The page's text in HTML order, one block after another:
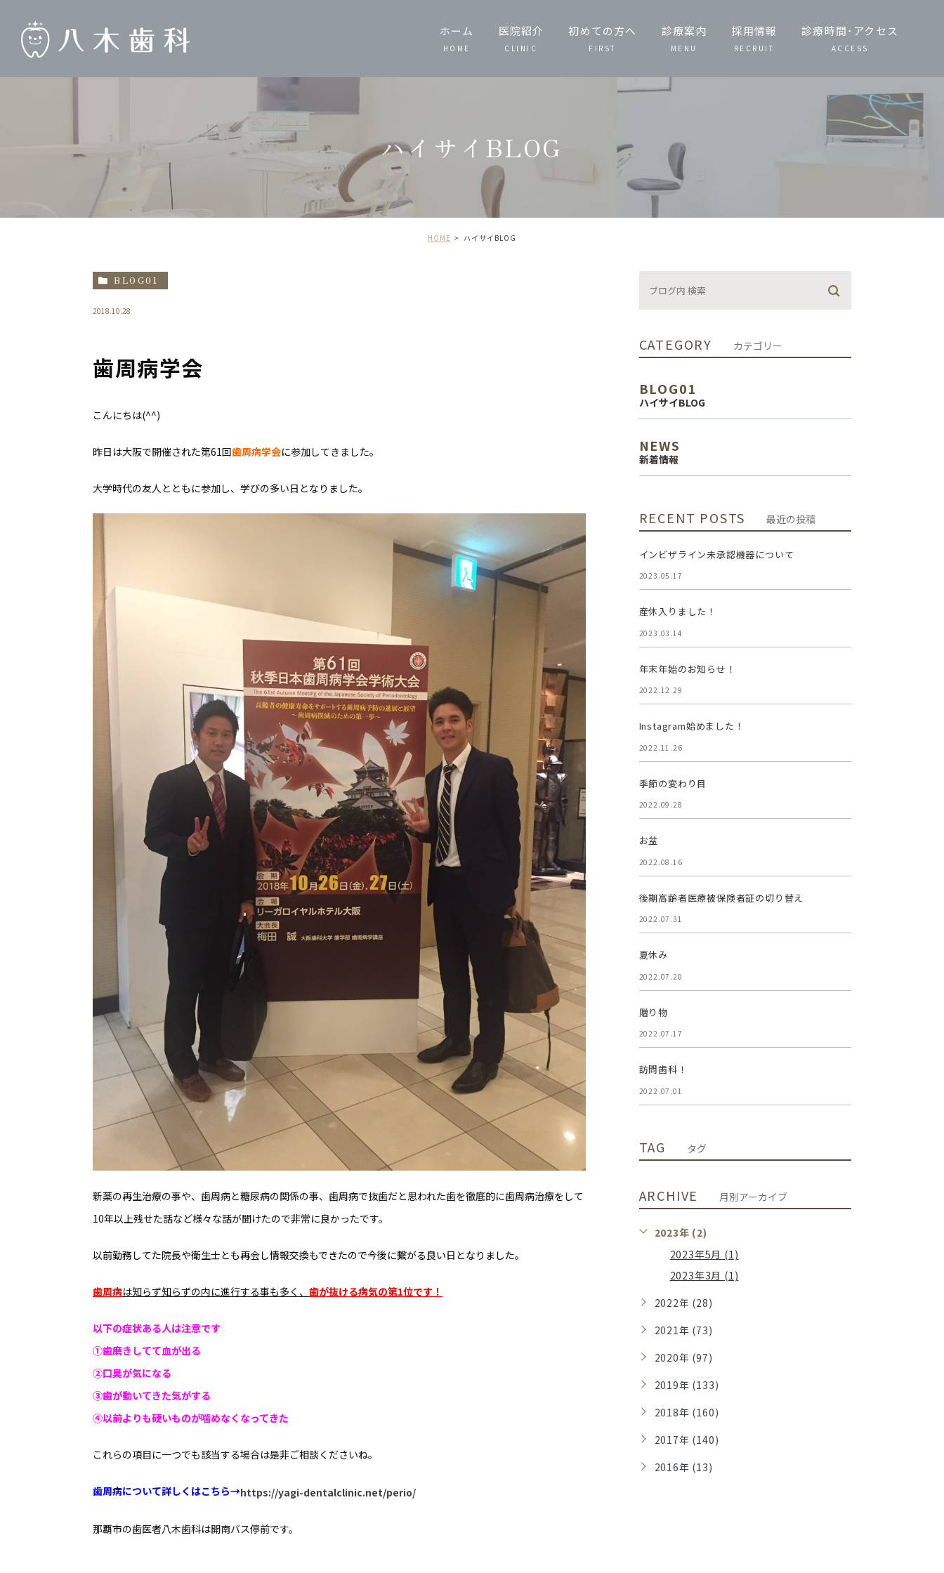
ホーム
HOME
医院紹介
CLINIC
院内技工
院内紹介
初めての方へ
FIRST
診療案内
MENU
一般歯科・小児
歯周病治療
予防治療・定期
検診
インプラント治
療
審美治療
採用情報
RECRUIT
診療時間･アクセス
ACCESS
ハイサイBLOG
HOME ハイサイBLOG
BLOG01
2018.10.28
歯周病学会
こんにちは(^^)
昨日は大阪で開催された第61回歯周病学会に参加してきました。
大学時代の友人とともに参加し、学びの多い日となりました。
新薬の再生治療の事や、歯周病と糖尿病の関係の事、歯周病で抜歯だと思われた歯を徹底的に歯周病治療をして
10年以上残せた話など様々な話が聞けたので非常に良かったです。
以前勤務してた院長や衛生士とも再会し情報交換もできたので今後に繋がる良い日となりました。
歯周病は知らず知らずの内に進行する事も多く、 歯が抜ける病気の第1位です！
以下の症状ある人は注意です
①歯磨きしてて血が出る
②口臭が気になる
③歯が動いてきた気がする
④以前よりも硬いものが噛めなくなってきた
これらの項目に一つでも該当する場合は是非ご相談くださいね。
歯周病について詳しくはこちら→https://yagi-dentalclinic.net/perio/
那覇市の歯医者八木歯科は開南バス停前です。
CATEGORY カテゴリー
BLOG01
ハイサイBLOG
NEWS
新着情報
RECENT POSTS 最近の投稿
インビザライン未承認機器について
2023.05.17
産休入りました！
2023.03.14
年末年始のお知らせ！
2022.12.29
Instagram始めました！
2022.11.26
季節の変わり目
2022.09.28
お盆
2022.08.16
後期高齢者医療被保険者証の切り替え
2022.07.31
夏休み
2022.07.20
贈り物
2022.07.17
訪問歯科！
2022.07.01
TAG タグ
ARCHIVE 月別アーカイブ
2023年 (2)
2023年5月 (1)
2023年3月 (1)
2022年 (28)
2021年 (73)
2020年 (97)
2019年 (133)
2018年 (160)
2017年 (140)
2016年 (13)